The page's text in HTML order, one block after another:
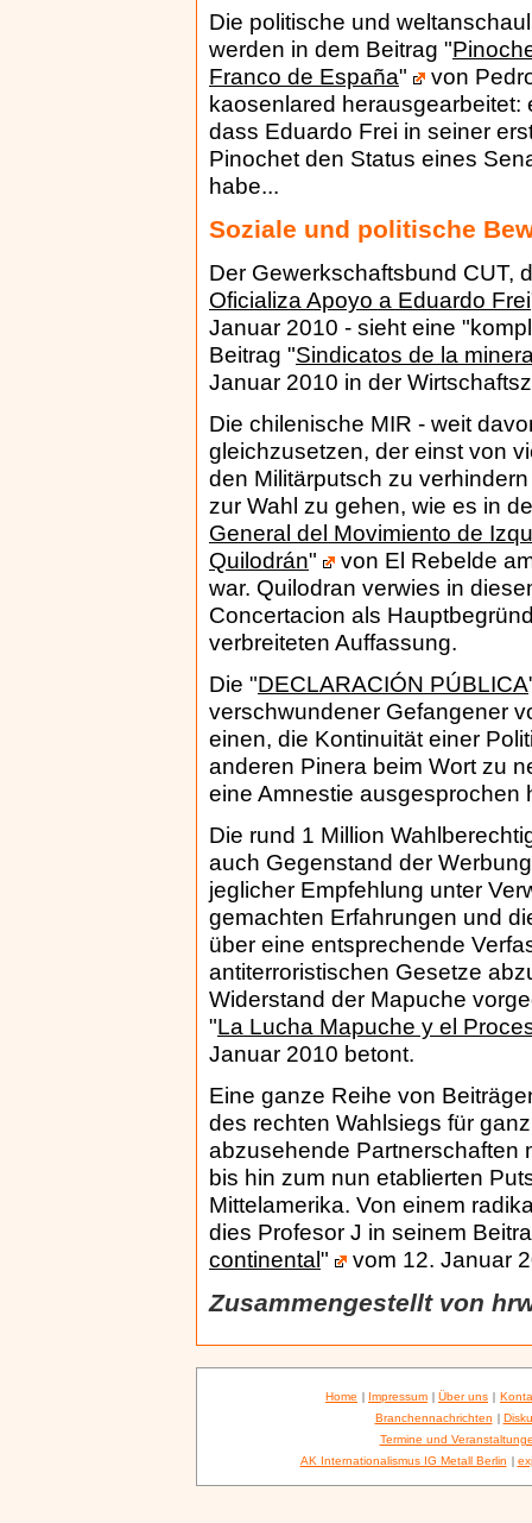
Die politische und
werden in dem Beitrag "
Franco de España"
von
kaosenlared
dass Eduardo Frei in seiner
Pinochet den Status eines
habe...
Soziale und politische
Der Gewerkschaftsbund CUT,
Oficializa Apoyo a Eduardo Frei
Januar 2010 - sieht eine
Beitrag "Sindicatos de la
Januar 2010 in der
Die chilenische MIR - weit
gleichzusetzen, der einst von
den Militärputsch zu
zur Wahl zu gehen, wie es in
General del Movimiento de
Quilodrán"
von El Rebelde
war. Quilodran verwies in
Concertacion als
verbreiteten Auffassung.
Die "DECLARACIÓN PÚBLICA
verschwundener Gefangener
einen, die Kontinuität einer
anderen Pinera beim Wort zu
eine Amnestie ausgesprochen
Die rund 1 Million
auch Gegenstand der
jeglicher Empfehlung unter
gemachten Erfahrungen und
über eine entsprechende
antiterroristischen Gesetze
Widerstand der Mapuche
"La Lucha Mapuche y el
Januar 2010 betont.
Eine ganze Reihe von
des rechten Wahlsiegs für
abzusehende Partnerschaften
bis hin zum nun etablierten
Mittelamerika. Von einem
dies Profesor J in seinem
continental" vom 12. Januar
Zusammengestellt von
Home | Impressum | Über uns |
Branchennachrichten |
Termine und
AK Internationalismus IG Metall Berlin |